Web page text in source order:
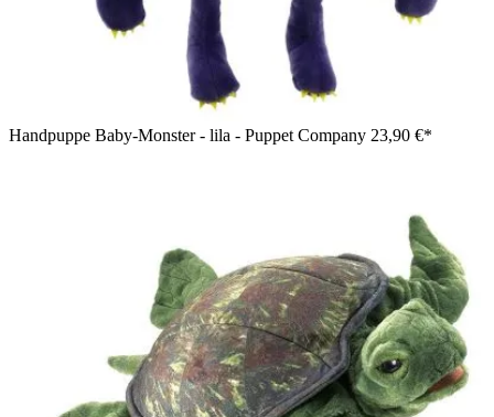
Handpuppe Baby-Monster - lila - Puppet Company 23,90 €*